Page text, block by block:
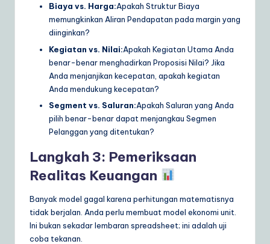
Biaya vs. Harga:Apakah Struktur Biaya
memungkinkan Aliran Pendapatan pada margin yang
diinginkan?
Kegiatan vs. Nilai:Apakah Kegiatan Utama Anda
benar-benar menghadirkan Proposisi Nilai? Jika
Anda menjanjikan kecepatan, apakah kegiatan
Anda mendukung kecepatan?
Segment vs. Saluran:Apakah Saluran yang Anda
pilih benar-benar dapat menjangkau Segmen
Pelanggan yang ditentukan?
Langkah 3: Pemeriksaan
Realitas Keuangan
Banyak model gagal karena perhitungan matematisnya
tidak berjalan. Anda perlu membuat model ekonomi unit.
Ini bukan sekadar lembaran spreadsheet; ini adalah uji
coba tekanan.